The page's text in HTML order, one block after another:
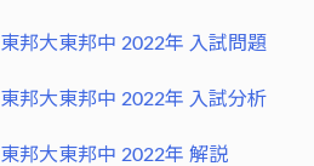
東邦大東邦中 2022年 入試問題
東邦大東邦中 2022年 入試分析
東邦大東邦中 2022年 解説